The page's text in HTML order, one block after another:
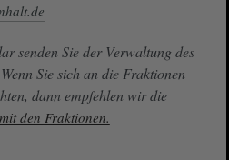
senden Sie der Verwaltung des
Sie sich an die Fraktionen
dann empfehlen wir die
den Fraktionen.